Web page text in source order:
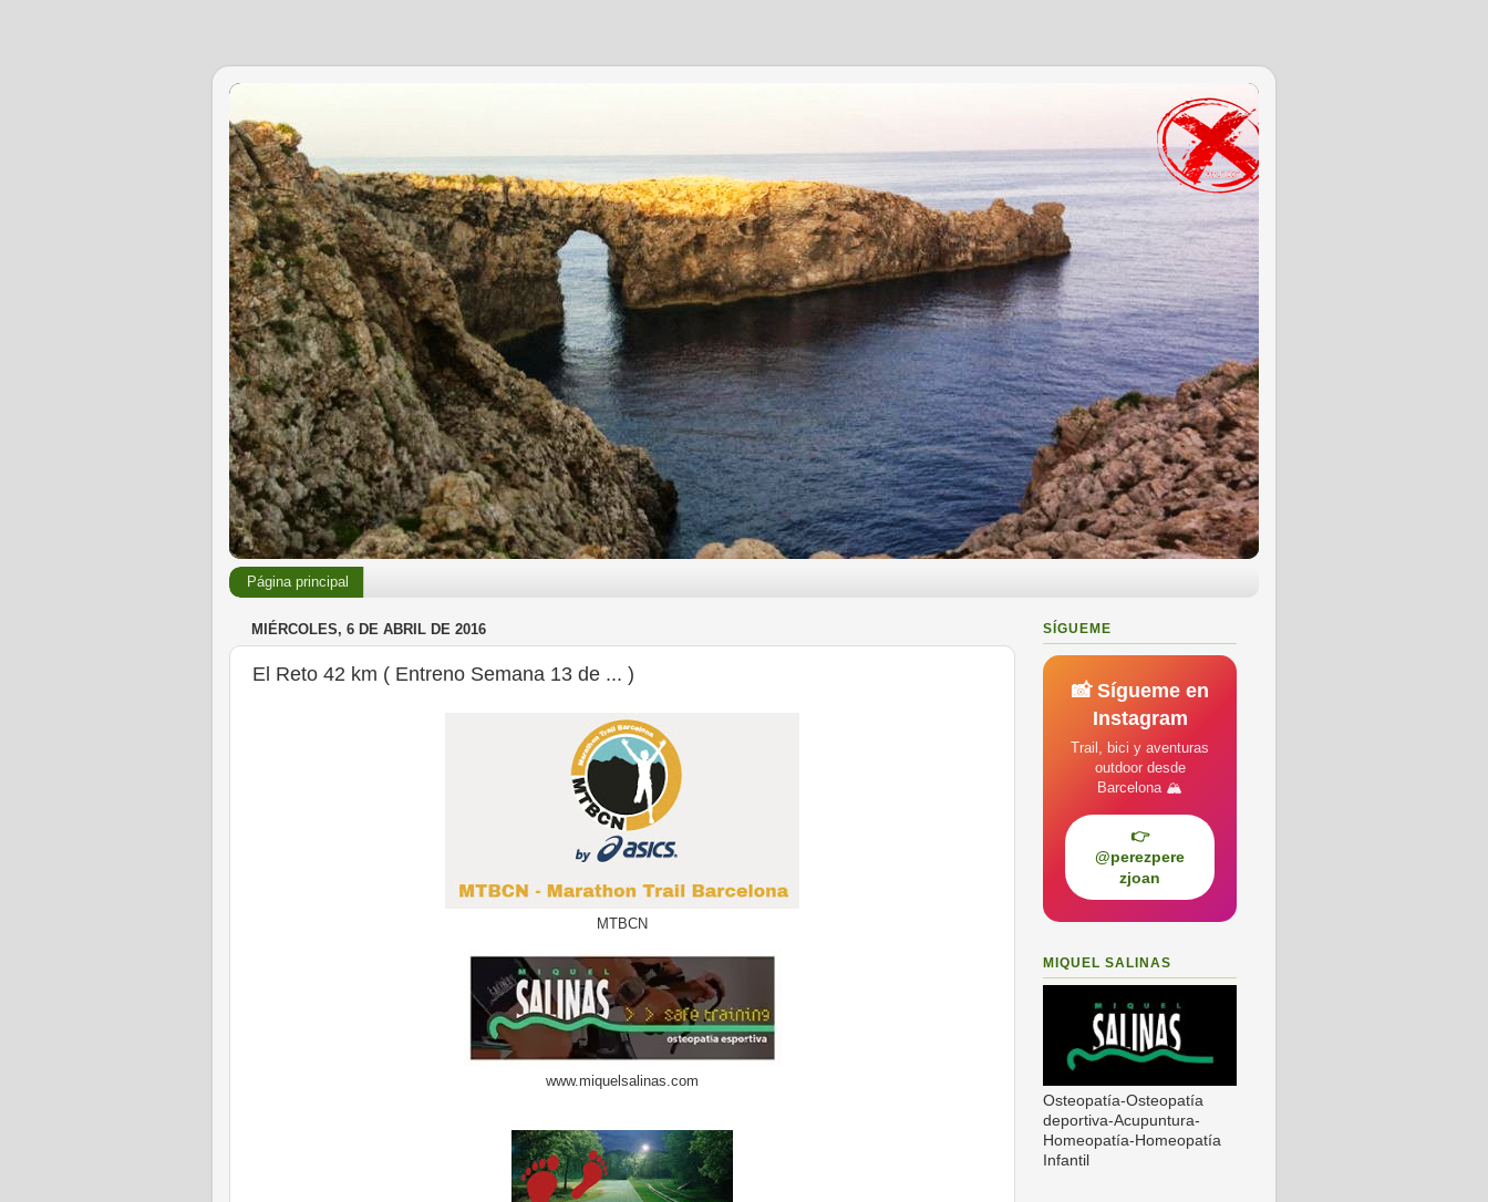
Página principal
MIÉRCOLES, 6 DE ABRIL DE 2016
El Reto 42 km ( Entreno Semana 13 de ... )
MTBCN
www.miquelsalinas.com
SÍGUEME
📸 Sígueme en
Instagram
Trail, bici y aventuras
outdoor desde
Barcelona 🏔️
👉
@perezpere
zjoan
MIQUEL SALINAS
Osteopatía-Osteopatía
deportiva-Acupuntura-
Homeopatía-Homeopatía
Infantil